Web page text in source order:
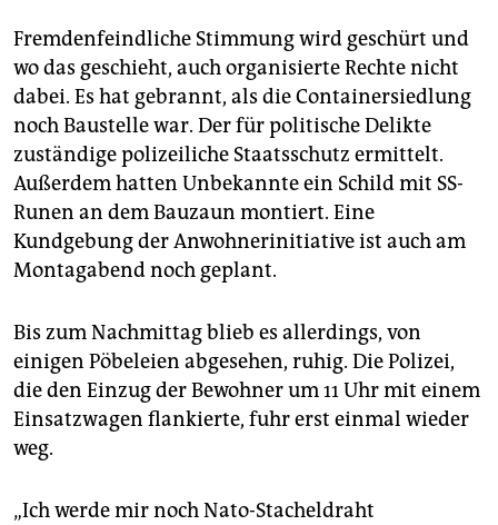
Fremdenfeindliche Stimmung wird geschürt und
wo das geschieht, auch organisierte Rechte nicht
dabei. Es hat gebrannt, als die Containersiedlung
noch Baustelle war. Der für politische Delikte
zuständige polizeiliche Staatsschutz ermittelt.
Außerdem hatten Unbekannte ein Schild mit SS-
Runen an dem Bauzaun montiert. Eine
Kundgebung der Anwohnerinitiative ist auch am
Montagabend noch geplant.
Bis zum Nachmittag blieb es allerdings, von
einigen Pöbeleien abgesehen, ruhig. Die Polizei,
die den Einzug der Bewohner um 11 Uhr mit einem
Einsatzwagen flankierte, fuhr erst einmal wieder
weg.
„Ich werde mir noch Nato-Stacheldraht